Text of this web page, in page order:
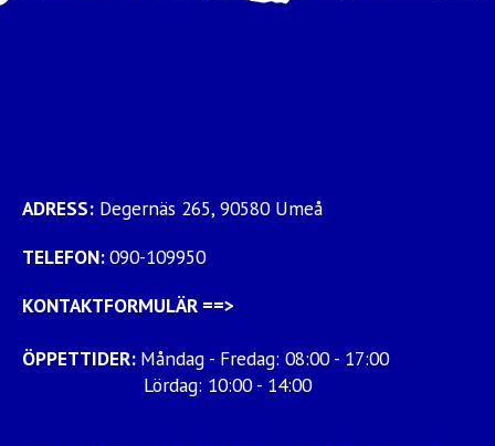
ADRESS: Degernäs 265, 90580 Umeå
TELEFON:090-109950
KONTAKTFORMULÄR ==>
ÖPPETTIDER: Måndag - Fredag: 08:00 - 17:00
Lördag: 10:00 - 14:00